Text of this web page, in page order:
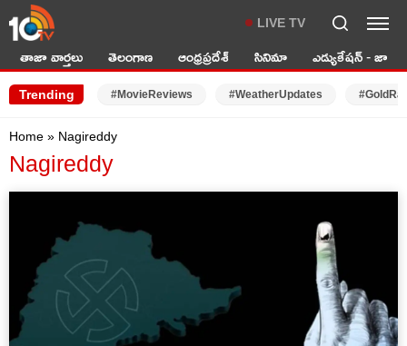
LIVE TV
తాజా వార్తలు తెలంగాణ ఆంధ్రప్రదేశ్ సినిమా ఎడ్యుకేషన్ - జాబ్స్
Trending #MovieReviews #WeatherUpdates
Home » Nagireddy
Nagireddy